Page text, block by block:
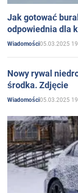
Jak gotować
odpowiednia dla
Wiadomości05.03.2025
Nowy rywal
środka. Zdjęcie
Wiadomości05.03.2025